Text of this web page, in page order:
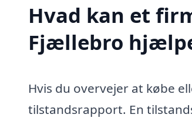
Hvad kan et
Fjællebro
Hvis du overvejer at købe
tilstandsrapport. En